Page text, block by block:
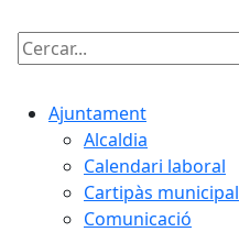
Cercar:
Ajuntament
Alcaldia
Calendari laboral
Cartipàs municipal
Comunicació